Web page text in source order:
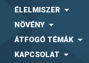
ÉLELMISZER
NÖVÉNY
ÁTFOGÓ TÉMÁK
KAPCSOLAT